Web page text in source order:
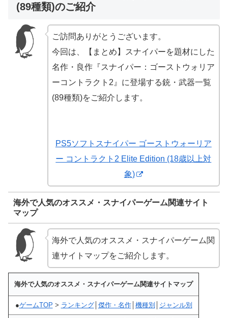
(89種類)のご紹介
ご訪問ありがとうございます。
今回は、【まとめ】スナイパーを題材にした
名作・良作『スナイパー：ゴーストウォリア
ーコントラクト2』に登場する銃・武器一覧
(89種類)をご紹介します。
PS5ソフトスナイパー ゴーストウォーリア
ー コントラクト2 Elite Edition (18歳以上対
象)
海外で人気のオススメ・スナイパーゲーム関連サイト
マップ
海外で人気のオススメ・スナイパーゲーム関
連サイトマップをご紹介します。
海外で人気のオススメ・スナイパーゲーム関連サイトマップ
●ゲームTOP > ランキング│ 傑作・名作│ 機種別 ジャンル別